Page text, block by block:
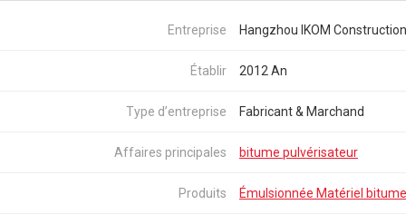
Entreprise Hangzhou IKOM
Établir 2012 An
Type d’entreprise Fabricant & Marchand
Affaires principales bitume pulvérisateur
Produits Émulsionnée Matériel bitume